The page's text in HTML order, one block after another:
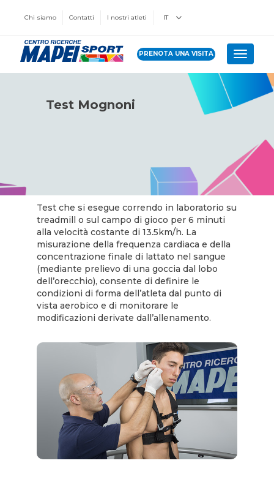
Chi siamo Contatti I nostri atleti IT
PRENOTA UNA VISITA Toggle
Test Mognoni
Test che si esegue correndo in laboratorio su
treadmill o sul campo di gioco per 6 minuti
alla velocità costante di 13.5km/h. La
misurazione della frequenza cardiaca e della
concentrazione finale di lattato nel sangue
(mediante prelievo di una goccia dal lobo
dell’orecchio), consente di definire le
condizioni di forma dell’atleta dal punto di
vista aerobico e di monitorare le
modificazioni derivate dall’allenamento.